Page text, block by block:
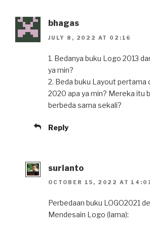
bhagas
JULY 8, 2022 AT 02:16
1. Bedanya buku Logo 2013
ya min?
2. Beda buku Layout pertama
2020 apa ya min? Mereka itu
berbeda sama sekali?
Reply
surianto
OCTOBER 15, 2022 AT
Perbedaan buku LOGO2021
Mendesain Logo (lama):